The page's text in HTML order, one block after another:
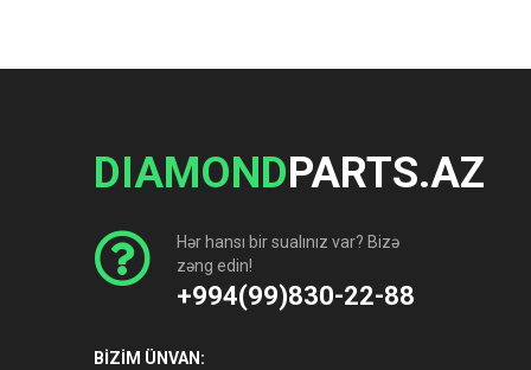
DIAMONDPARTS.AZ
Hər hansı bir sualınız var? Bizə
zəng edin!
+994(99)830-22-88
BİZİM ÜNVAN: